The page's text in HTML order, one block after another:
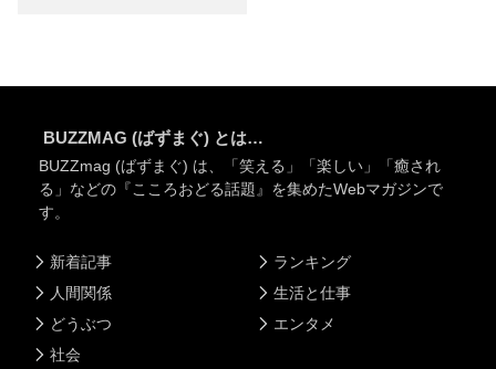
BUZZMAG (ばずまぐ) とは…
BUZZmag (ばずまぐ) は、「笑える」「楽しい」「癒され
る」などの『こころおどる話題』を集めたWebマガジンで
す。
新着記事
人間関係
どうぶつ
社会
ランキング
生活と仕事
エンタメ